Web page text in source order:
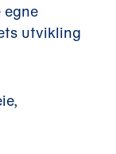
utvikling